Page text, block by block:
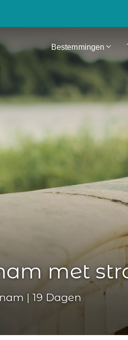
Bestemmingen
met
| 19 Dagen